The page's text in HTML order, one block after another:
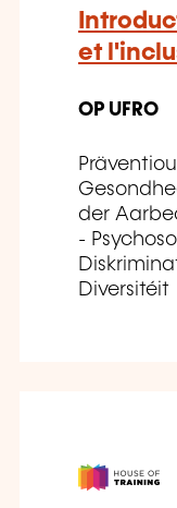
et
OP UFRO
der
-
Diversitéit